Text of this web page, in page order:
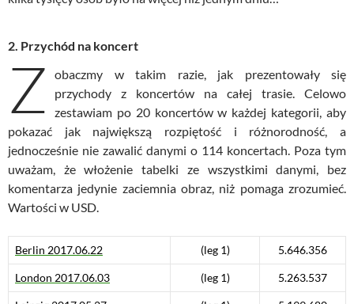
2. Przychód na koncert
Z
obaczmy w takim razie, jak prezentowały się
przychody z koncertów na całej trasie. Celowo
zestawiam po 20 koncertów w każdej kategorii, aby
pokazać jak największą rozpiętość i różnorodność, a
jednocześnie nie zawalić danymi o 114 koncertach. Poza tym
uważam, że włożenie tabelki ze wszystkimi danymi, bez
komentarza jedynie zaciemnia obraz, niż pomaga zrozumieć.
Wartości w USD.
Berlin 2017.06.22 (leg 1) 5.646.356
London 2017.06.03 (leg 1) 5.263.537